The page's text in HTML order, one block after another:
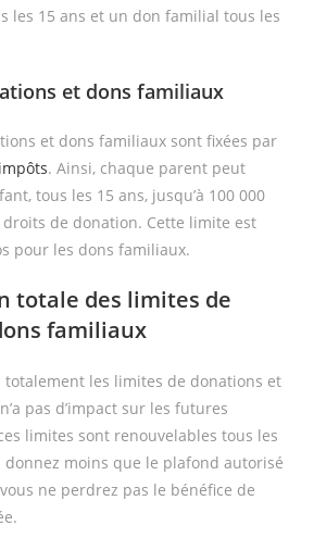
les 15 ans et un don familial tous les
et dons familiaux
et dons familiaux sont fixées par
. Ainsi, chaque parent peut
tous les 15 ans, jusqu’à 100 000
de donation. Cette limite est
pour les dons familiaux.
totale des limites de
familiaux
totalement les limites de donations et
pas d’impact sur les futures
limites sont renouvelables tous les
donnez moins que le plafond autorisé
ne perdrez pas le bénéfice de